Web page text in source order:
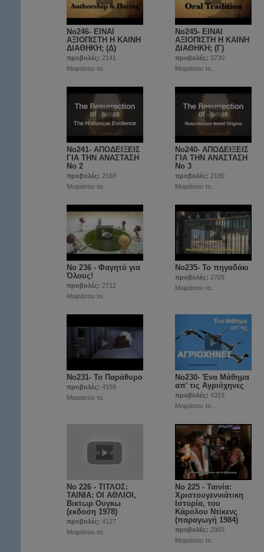
No246- ΕΙΝΑΙ
ΑΞΙΟΠΙΣΤΗ Η ΚΑΙΝΗ
ΔΙΑΘΗΚΗ; (Δ)
προβολές: 2141
Μοιράσου το..
No245- ΕΙΝΑΙ
ΑΞΙΟΠΙΣΤΗ Η ΚΑΙΝΗ
ΔΙΑΘΗΚΗ; (Γ)
προβολές: 3730
Μοιράσου το..
No241- ΑΠΟΔΕΙΞΕΙΣ
ΓΙΑ ΤΗΝ ΑΝΑΣΤΑΣΗ
Νο 2
προβολές: 2168
Μοιράσου το..
No240- ΑΠΟΔΕΙΞΕΙΣ
ΓΙΑ ΤΗΝ ΑΝΑΣΤΑΣΗ
Νο 3
προβολές: 2190
Μοιράσου το..
Νο 236 - Φαγητό για
Όλους!
προβολές: 2712
Μοιράσου το..
Nο235- Το πηγαδάκι
προβολές: 2709
Μοιράσου το..
No231- Το Παράθυρο
προβολές: 4159
Μοιράσου το..
No230- Ένα Μάθημα
απ' τις Aγριόχηνες
προβολές: 4319
Μοιράσου το..
Νο 226 - ΤΙΤΛΟΣ:
ΤΑΙΝΙΑ: ΟΙ ΑΘΛΙΟΙ,
Βικτωρ Ουγκω
(εκδοση 1978)
προβολές: 4127
Μοιράσου το..
No 225 - Ταινία:
Χριστουγεννιάτικη
Ιστορία, του
Κάρολου Ντίκενς
(παραγωγή 1984)
προβολές: 2903
Μοιράσου το..